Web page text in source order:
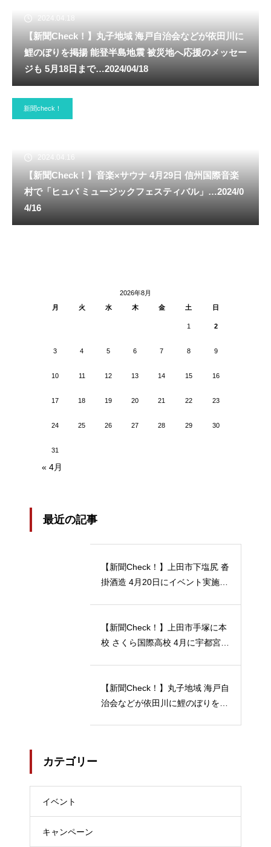
2024.04.18
【新聞Check！】丸子地域 海戸自治会などが依田川に
鯉のぼりを掲揚 能登半島地震 被災地へ応援のメッセー
ジも 5月18日まで…2024/04/18
新聞check！
2024.04.16
【新聞Check！】音楽×サウナ 4月29日 信州国際音楽
村で「ヒュバ ミュージックフェスティバル」…2024/0
4/16
2026年8月
月
火 水 木 金 土 日
1 2
3 4 5 6 7 8 9
10 11 12 13 14 15 16
17 18 19 20 21 22 23
24 25 26 27 28 29 30
31
« 4月
最近の記事
【新聞Check！】上田市下塩尻 沓
掛酒造 4月20日にイベント実施 5
【新聞Check！】上田市手塚に本
校 さくら国際高校 4月に宇都宮動
【新聞Check！】丸子地域 海戸自
治会などが依田川に鯉のぼりを掲
カテゴリー
イベント
キャンペーン